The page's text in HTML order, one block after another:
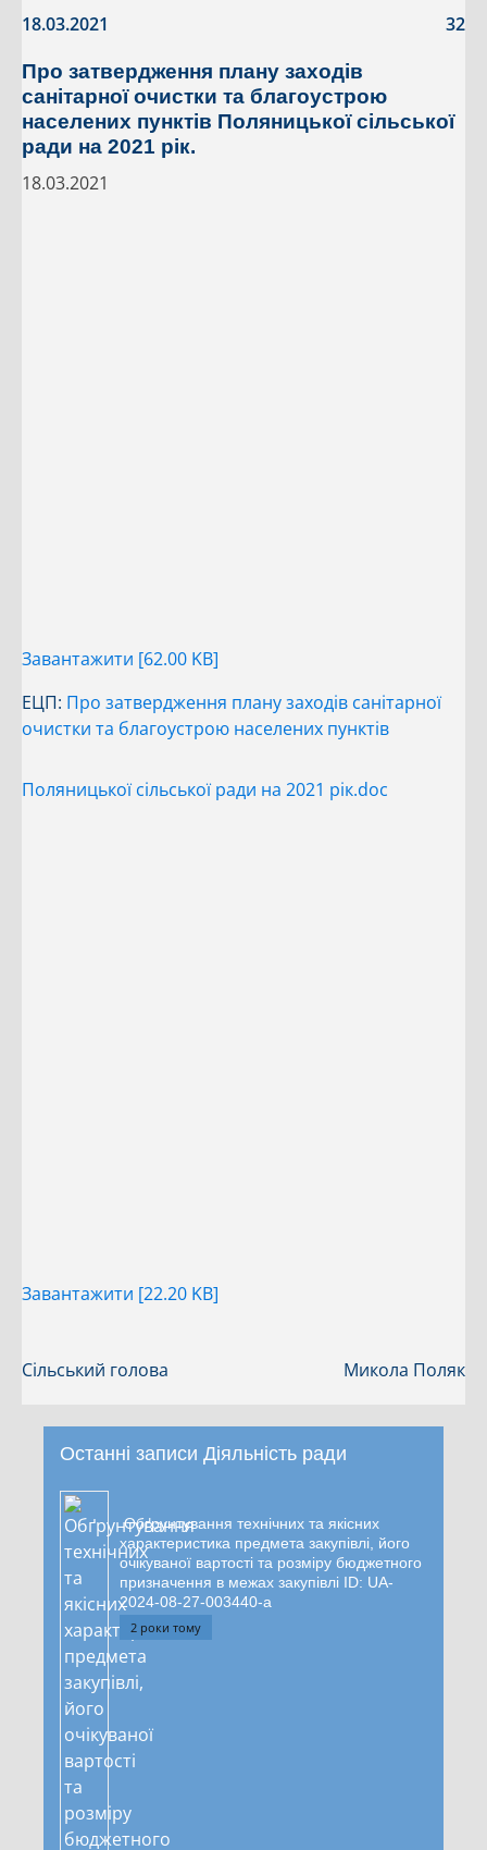
18.03.2021 32
Про затвердження плану заходів
санітарної очистки та благоустрою
населених пунктів Поляницької сільської
ради на 2021 рік.
18.03.2021
Завантажити [62.00 KB]
ЕЦП: Про затвердження плану заходів санітарної
очистки та благоустрою населених пунктів
Поляницької сільської ради на 2021 рік.doc
Завантажити [22.20 KB]
Сільський голова Микола Поляк
Останні записи Діяльність ради
Обґрунтування технічних та якісних
характеристика предмета закупівлі, його
очікуваної вартості та розміру бюджетного
призначення в межах закупівлі ID: UA-
2024-08-27-003440-a
2 роки тому